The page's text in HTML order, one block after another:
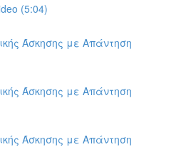
(5:04)
Άσκησης με Απάντηση
Άσκησης με Απάντηση
Άσκησης με Απάντηση